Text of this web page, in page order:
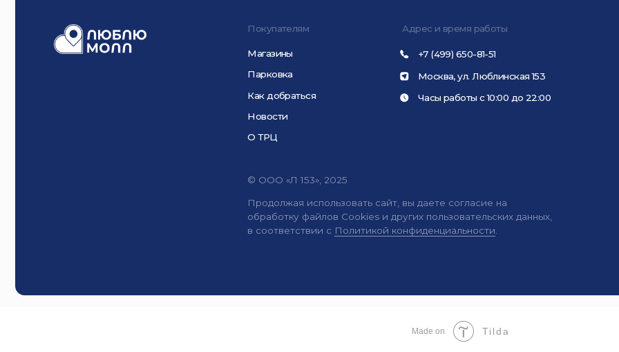
Часы работы с 10:00 до 22:00
© ООО «Л 153», 2025
Продолжая использовать сайт, вы даете согласие на
в соответствии с
Made on Tilda